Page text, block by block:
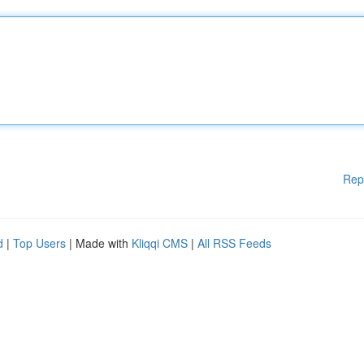
| Top Users | Made with Kliqqi CMS | All RSS Feeds